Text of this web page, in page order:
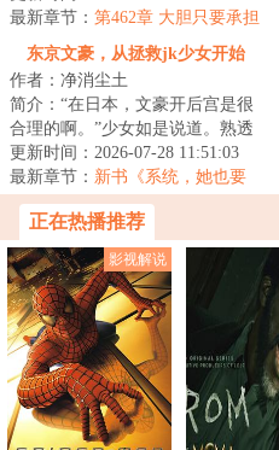
下，只能弃文...
最新章节： 第462章 大胆只要承担
风险
东京文豪，从拯救jk少女开始
作者：净消尘土
简介：“在日本，文豪开后宫是很
合理的啊。”少女如是说道。熟透
的邻家太太，强势的御姐编辑，
知性的美女...
更新时间：2026-07-28 11:51:03
最新章节： 新书《系统，她也要
当我的狗吗？》
正在热播推荐
影视解说